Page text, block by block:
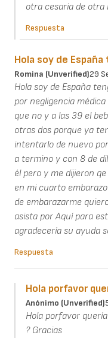
otra cesaria de otra
Respuesta
Hola soy de
Romina (unverified)29
Hola soy de España
por negligencia
que no y a las 39 el
otras dos porque ya
intentarlo de nuevo
a termino y con 8 de
él pero y me dijieron
en mi cuarto
de embarazarme
asista por Aquí para
agradecería su ayuda
Respuesta
Hola porfavor
Anónimo (unverified)
Hola porfavor
? Gracias